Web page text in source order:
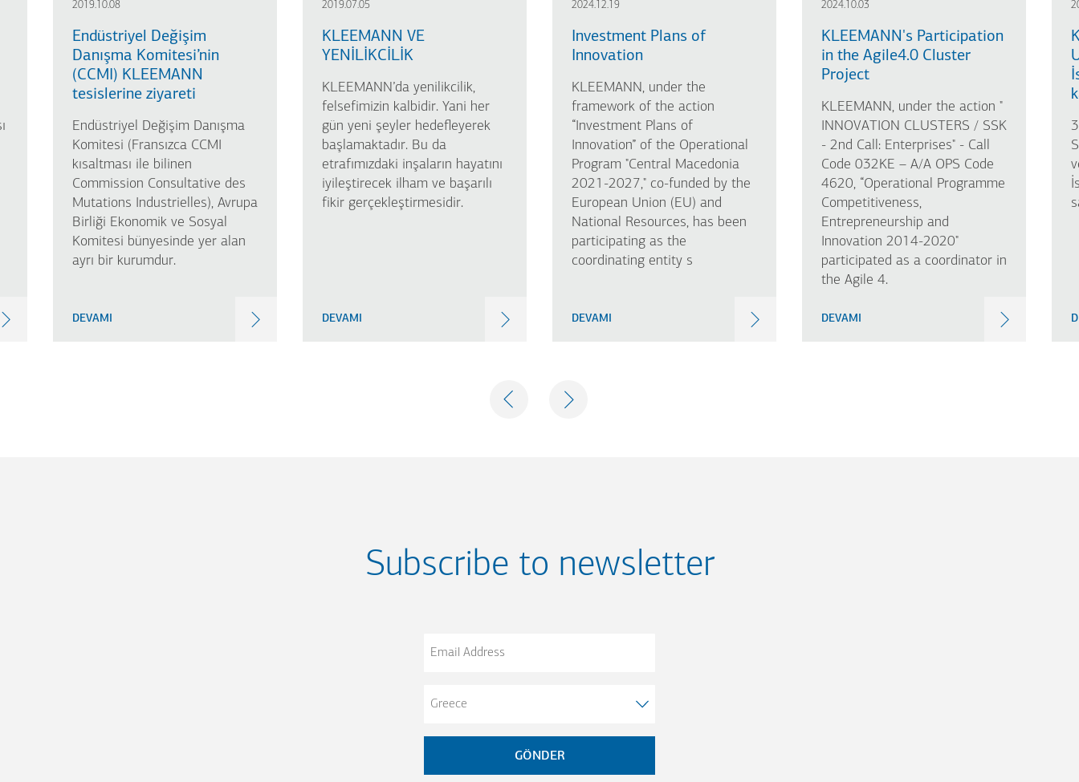
2019.10.08
Endüstriyel Değişim
Danışma Komitesi’nin
(CCMI) KLEEMANN
tesislerine ziyareti
Endüstriyel Değişim Danışma
Komitesi (Fransızca CCMI
kısaltması ile bilinen
Commission Consultative des
Mutations Industrielles), Avrupa
Birliği Ekonomik ve Sosyal
Komitesi bünyesinde yer alan
ayrı bir kurumdur.
DEVAMI
2019.07.05
KLEEMANN VE
YENİLİKCİLİK
KLEEMANN’da yenilikcilik,
felsefimizin kalbidir. Yani her
gün yeni şeyler hedefleyerek
başlamaktadır. Bu da
etrafımızdaki inşaların hayatını
iyileştirecek ilham ve başarılı
fikir gerçekleştirmesidir.
DEVAMI
2024.12.19
Investment Plans of
Innovation
KLEEMANN, under the
framework of the action
“Investment Plans of
Innovation” of the Operational
Program "Central Macedonia
2021-2027," co-funded by the
European Union (EU) and
National Resources, has been
participating as the
coordinating entity s
DEVAMI
2024.10.03
KLEEMANN's Participation
in the Agile4.0 Cluster
Project
KLEEMANN, under the action "
INNOVATION CLUSTERS / SSK
- 2nd Call: Enterprises" - Call
Code 032KE – A/A OPS Code
4620, “Operational Programme
Competitiveness,
Entrepreneurship and
Innovation 2014-2020"
participated as a coordinator in
the Agile 4.
DEVAMI
Subscribe to newsletter
Email